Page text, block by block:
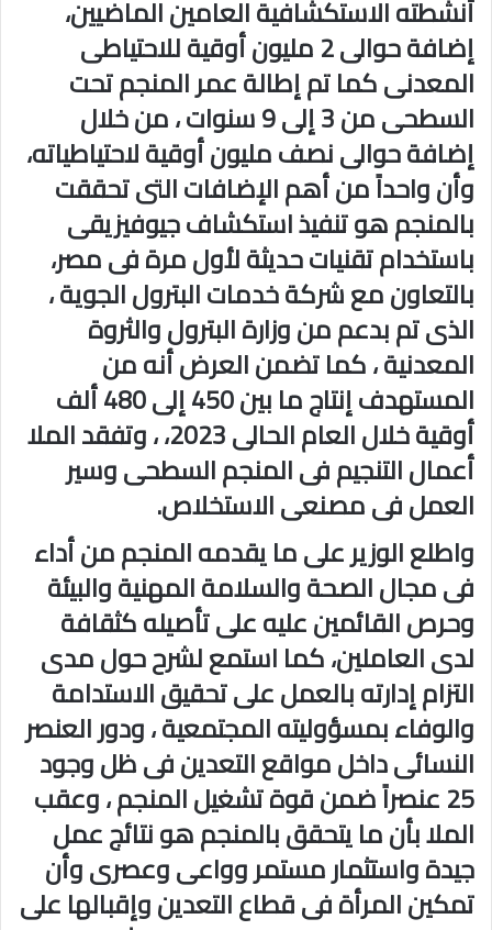
أنشطته الاستكشافية العامين الماضيين،
إضافة حوالى 2 مليون أوقية للاحتياطى
المعدنى كما تم إطالة عمر المنجم تحت
السطحى من 3 إلى 9 سنوات ، من خلال
إضافة حوالى نصف مليون أوقية لاحتياطياته،
وأن واحداً من أهم الإضافات التى تحققت
بالمنجم هو تنفيذ استكشاف جيوفيزيقى
باستخدام تقنيات حديثة لأول مرة فى مصر،
بالتعاون مع شركة خدمات البترول الجوية ،
الذى تم بدعم من وزارة البترول والثروة
المعدنية ، كما تضمن العرض أنه من
المستهدف إنتاج ما بين 450 إلى 480 ألف
أوقية خلال العام الحالى 2023، ، وتفقد الملا
أعمال التنجيم فى المنجم السطحى وسير
العمل فى مصنعى الاستخلاص.
واطلع الوزير على ما يقدمه المنجم من أداء
فى مجال الصحة والسلامة المهنية والبيئة
وحرص القائمين عليه على تأصيله كثقافة
لدى العاملين، كما استمع لشرح حول مدى
التزام إدارته بالعمل على تحقيق الاستدامة
والوفاء بمسؤوليته المجتمعية ، ودور العنصر
النسائى داخل مواقع التعدين فى ظل وجود
25 عنصراً ضمن قوة تشغيل المنجم ، وعقب
الملا بأن ما يتحقق بالمنجم هو نتائج عمل
جيدة واستثمار مستمر وواعى وعصرى وأن
تمكين المرأة فى قطاع التعدين وإقبالها على